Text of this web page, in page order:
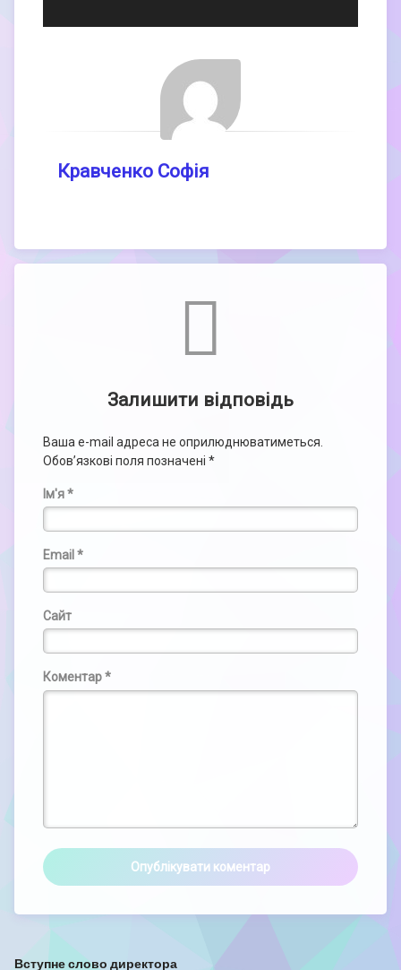
Кравченко Софія
Залишити відповідь
Ваша e-mail адреса не оприлюднюватиметься.
Обов’язкові поля позначені *
Ім'я*
Email *
Сайт
Коментар*
Вступне слово директора